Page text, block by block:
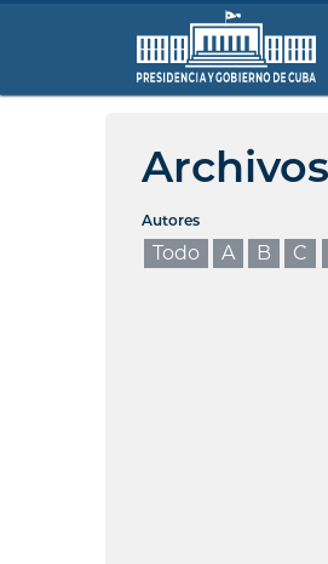
Autores
Todo A B C